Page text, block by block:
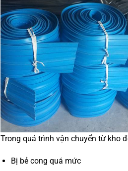
Trong quá trình vận chuyển từ kho
Bị bẻ cong quá mức